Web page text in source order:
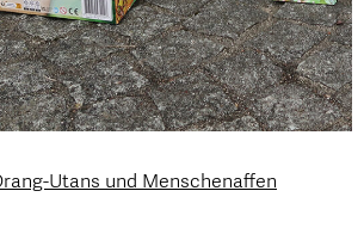
Utans und Menschenaffen